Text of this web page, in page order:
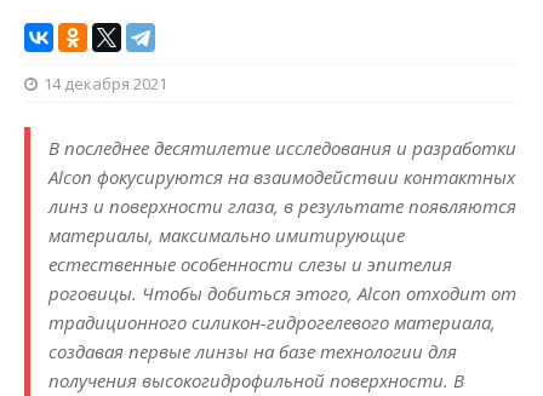
14 декабря 2021
В последнее десятилетие исследования и разработки
Alcon фокусируются на взаимодействии контактных
линз и поверхности глаза, в результате появляются
материалы, максимально имитирующие
естественные особенности слезы и эпителия
роговицы. Чтобы добиться этого, Alcon отходит от
традиционного силикон-гидрогелевого материала,
создавая первые линзы на базе технологии для
получения высоко­гидрофильной поверхности. В